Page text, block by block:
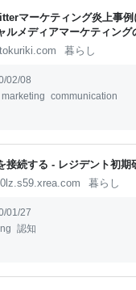
マーケティング炎上事
ルメディアマーケティング
暮らし
02/08
marketing communication
接続する - レジデント初期
暮らし
01/27
認知